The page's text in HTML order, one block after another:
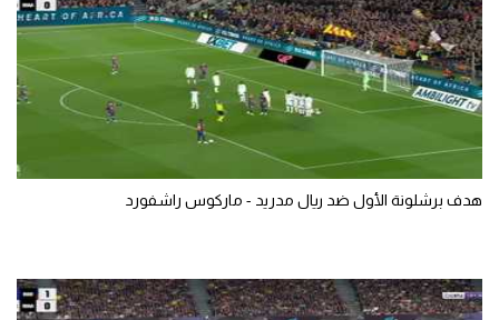
هدف برشلونة الأول ضد ريال مدريد - ماركوس راشفورد